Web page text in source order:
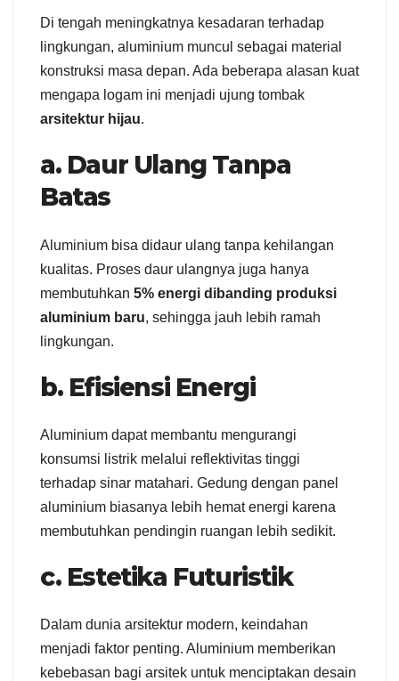
Di tengah meningkatnya kesadaran terhadap
lingkungan, aluminium muncul sebagai material
konstruksi masa depan. Ada beberapa alasan kuat
mengapa logam ini menjadi ujung tombak
arsitektur hijau.
a. Daur Ulang Tanpa
Batas
Aluminium bisa didaur ulang tanpa kehilangan
kualitas. Proses daur ulangnya juga hanya
membutuhkan 5% energi dibanding produksi
aluminium baru, sehingga jauh lebih ramah
lingkungan.
b. Efisiensi Energi
Aluminium dapat membantu mengurangi
konsumsi listrik melalui reflektivitas tinggi
terhadap sinar matahari. Gedung dengan panel
aluminium biasanya lebih hemat energi karena
membutuhkan pendingin ruangan lebih sedikit.
c. Estetika Futuristik
Dalam dunia arsitektur modern, keindahan
menjadi faktor penting. Aluminium memberikan
kebebasan bagi arsitek untuk menciptakan desain